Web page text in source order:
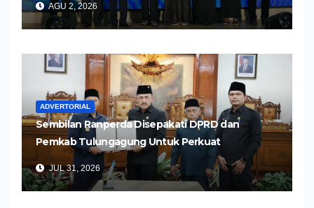
AGU 2, 2026
ADVERTORIAL
Sembilan Ranperda Disepakati DPRD dan
Pemkab Tulungagung Untuk Perkuat
Pembangunan Daerah
JUL 31, 2026